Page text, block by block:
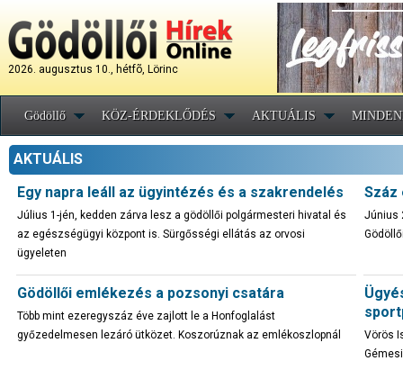
2026. augusztus 10., hétfõ, Lörinc
Gödöllő KÖZ-ÉRDEKLŐDÉS AKTUÁLIS
AKTUÁLIS
Egy napra leáll az ügyintézés és a szakrendelés
Július 1-jén, kedden zárva lesz a gödöllői polgármesteri hivatal és
az egészségügyi központ is. Sürgősségi ellátás az orvosi
ügyeleten
Száz
Június
Gödöllői emlékezés a pozsonyi csatára
Több mint ezeregyszáz éve zajlott le a Honfoglalást
győzedelmesen lezáró ütközet. Koszorúznak az emlékoszlopnál
Vörös